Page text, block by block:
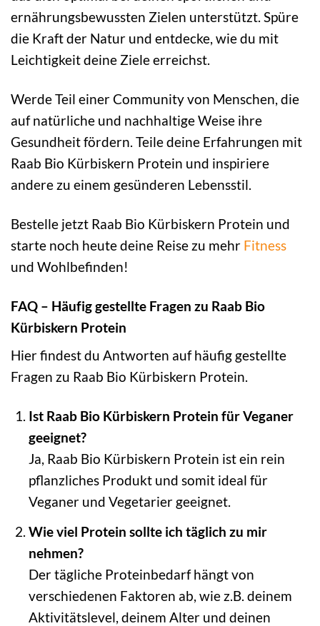
ernährungsbewussten Zielen unterstützt. Spüre
die Kraft der Natur und entdecke, wie du mit
Leichtigkeit deine Ziele erreichst.
Werde Teil einer Community von Menschen, die
auf natürliche und nachhaltige Weise ihre
Gesundheit fördern. Teile deine Erfahrungen mit
Raab Bio Kürbiskern Protein und inspiriere
andere zu einem gesünderen Lebensstil.
Bestelle jetzt Raab Bio Kürbiskern Protein und
starte noch heute deine Reise zu mehr Fitness
und Wohlbefinden!
FAQ – Häufig gestellte Fragen zu Raab Bio
Kürbiskern Protein
Hier findest du Antworten auf häufig gestellte
Fragen zu Raab Bio Kürbiskern Protein.
Ist Raab Bio Kürbiskern Protein für Veganer
geeignet?
Ja, Raab Bio Kürbiskern Protein ist ein rein
pflanzliches Produkt und somit ideal für
Veganer und Vegetarier geeignet.
Wie viel Protein sollte ich täglich zu mir
nehmen?
Der tägliche Proteinbedarf hängt von
verschiedenen Faktoren ab, wie z.B. deinem
Aktivitätslevel, deinem Alter und deinen